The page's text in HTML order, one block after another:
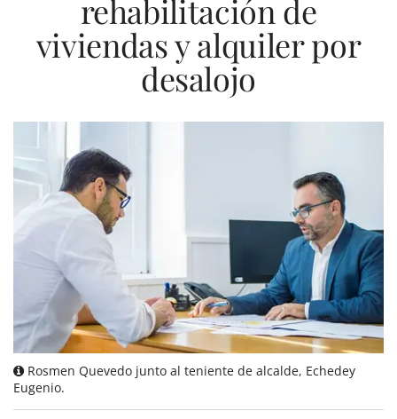
rehabilitación de
viviendas y alquiler por
desalojo
Rosmen Quevedo junto al teniente de alcalde, Echedey
Eugenio.